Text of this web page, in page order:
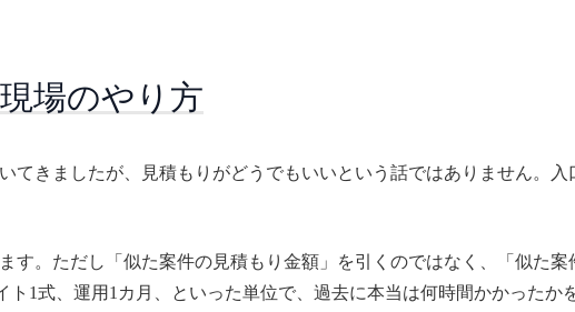
場のやり方
てきましたが、見積もりがどうでもいいという話ではありません。
す。ただし「似た案件の見積もり金額」を引くのではなく、「似た
ト1式、運用1カ月、といった単位で、過去に本当は何時間かかった